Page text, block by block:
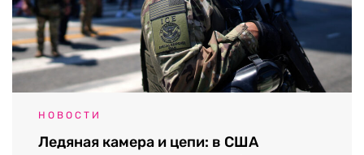
НОВОСТИ
Ледяная камера и цепи: в США